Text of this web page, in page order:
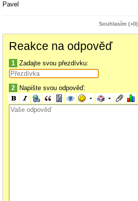
Pavel
Souhlasím (+0)
Reakce na odpověď
1 Zadajte svou přezdívku:
2 Napište svou odpověď: